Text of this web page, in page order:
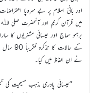
اور بانیٔ اسلام پر بے سروپا
میں قرآن کریم اور آنحضرت صلی اﷲ
برہمو سماج اور عیسائی مشنریوں
کے
نے ان الفاظ میں کیا۔
’’عیسائی پادری مذہب مسیحیت